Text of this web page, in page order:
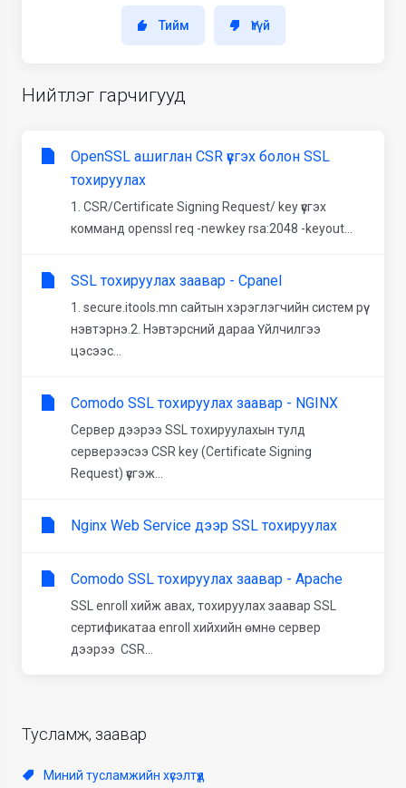
Тусламж, заавар
Миний тусламжийн хүсэлтүүд
Тийм Үгүй
Нийтлэг гарчигууд
OpenSSL ашиглан CSR үүсгэх болон SSL
тохируулах
1. CSR/Certificate Signing Request/ key үүсгэх
комманд openssl req -newkey rsa:2048 -keyout...
SSL тохируулах заавар - Cpanel
1. secure.itools.mn сайтын хэрэглэгчийн систем рүү
нэвтэрнэ.2. Нэвтэрсний дараа Үйлчилгээ
цэсээс...
Comodo SSL тохируулах заавар - NGINX
Сервер дээрээ SSL тохируулахын тулд
серверээсээ CSR key (Certificate Signing
Request) үүсгэж...
Nginx Web Service дээр SSL тохируулах
Comodo SSL тохируулах заавар - Apache
SSL enroll хийж авах, тохируулах заавар SSL
сертификатаа enroll хийхийн өмнө сервер
дээрээ CSR...